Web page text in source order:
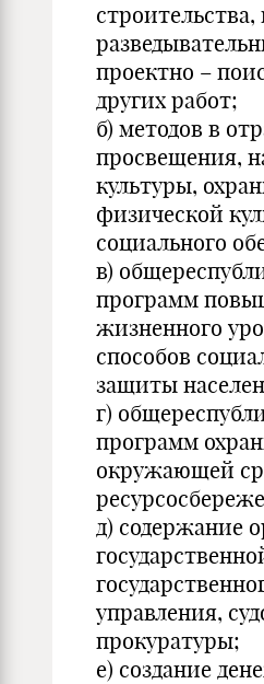
строительства,
проектно –
других работ;
б) методов в
просвещения,
культуры,
физической
социального
в)
программ
жизненного
способов
защиты
г)
программ
окружающей
д) содержание
управления,
прокуратуры;
е) создание